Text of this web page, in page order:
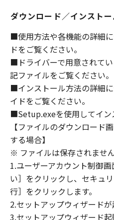
６．サポートおよびアッ
らの販売代理店および
のライセンサーは、お
ェア」の使用を支援す
トウェア」に対してア
あるいはサポートを行
る責任も負うものではあ
７．保証の否認・免責
(1) 「本ソフトウェア」
状態で使用許諾されます
のライセンサー、キヤ
の関連会社、それらの
のいずれも、「本ソフ
品性および特定の目的
め、いかなる保証も、
ダウンロード／インスト
■使用方法や各機能の詳細
ドをご覧ください。
■ドライバーで用意されて
記ファイルをご覧ください。
■インストール方法の詳細
イドをご覧ください。
■Setup.exeを使用してイン
【ファイルのダウンロード
する場合】
※ ファイルは保存されません
1.ユーザーアカウント制御
い］をクリックし、セキュ
行］をクリックします。
2.セットアップウィザードが
3.セットアップウィザード